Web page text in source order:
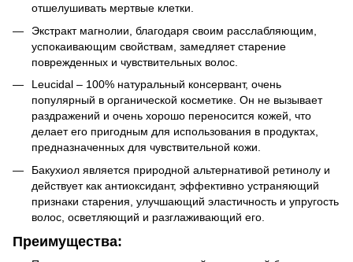
отшелушивать мертвые клетки.
Экстракт магнолии, благодаря своим расслабляющим,
успокаивающим свойствам, замедляет старение
поврежденных и чувствительных волос.
Leucidal – 100% натуральный консервант, очень
популярный в органической косметике. Он не вызывает
раздражений и очень хорошо переносится кожей, что
делает его пригодным для использования в продуктах,
предназначенных для чувствительной кожи.
Бакухиол является природной альтернативой ретинолу и
действует как антиоксидант, эффективно устраняющий
признаки старения, улучшающий эластичность и упругость
волос, осветляющий и разглаживающий его.
Преимущества: